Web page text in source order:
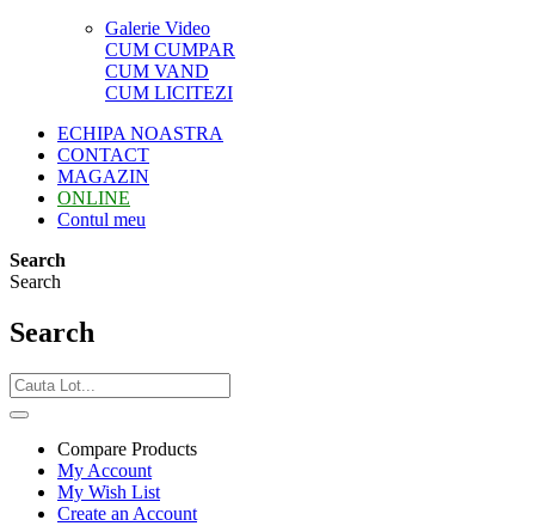
Galerie Video
CUM CUMPAR
CUM VAND
CUM LICITEZI
ECHIPA NOASTRA
CONTACT
MAGAZIN
ONLINE
Contul meu
Search
Search
Search
Compare Products
My Account
My Wish List
Create an Account